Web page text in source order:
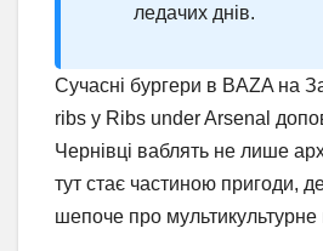
ледачих днів.
Сучасні бургери в BAZA на
ribs у Ribs under Arsenal
Чернівці ваблять не лише
тут стає частиною пригоди,
шепоче про